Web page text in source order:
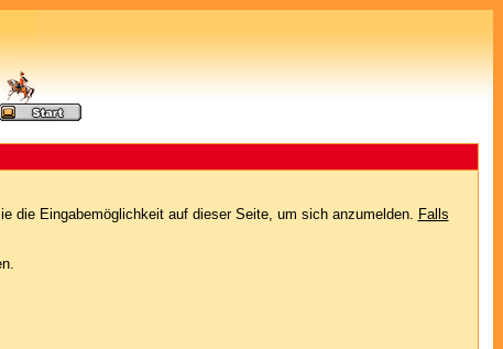
die Eingabemöglichkeit auf dieser Seite, um sich anzumelden. Falls